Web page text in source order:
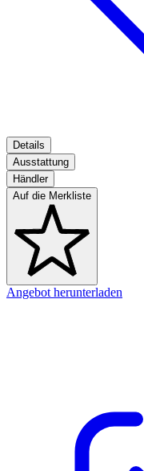
Details
Ausstattung
Händler
Auf die Merkliste
Angebot herunterladen